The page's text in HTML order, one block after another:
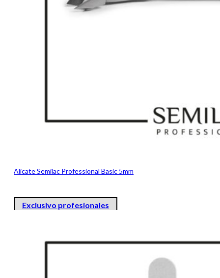
Alicate Semilac Professional Basic 5mm
Exclusivo profesionales